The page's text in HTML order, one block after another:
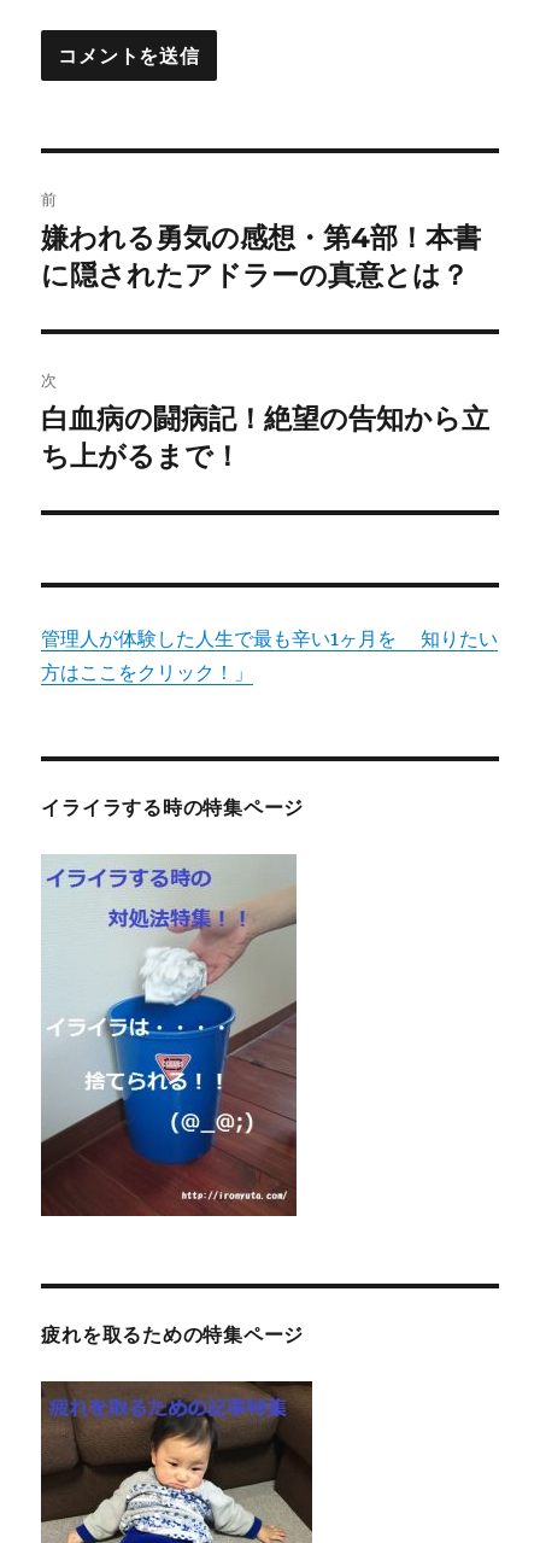
稿
ナ
ビ
ゲ
ー
シ
ン
前
前
の
稿:
嫌われる勇気の感想・第4部！本書
に隠されたアドラーの真意とは？
次
次
の
稿:
白血病の闘病記！絶望の告知から立
ち上がるまで！
管理人が体験した人生で最も辛い1ヶ月を 知りたい
方はここをクリック！」
イライラする時の特集ページ
疲れを取るための特集ページ